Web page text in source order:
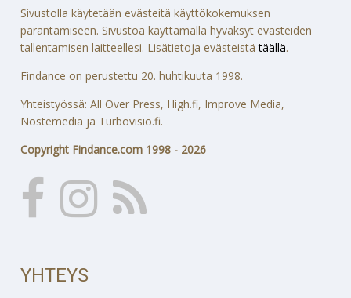
Sivustolla käytetään evästeitä käyttökokemuksen
parantamiseen. Sivustoa käyttämällä hyväksyt evästeiden
tallentamisen laitteellesi. Lisätietoja evästeistätäällä.
Findance on perustettu 20. huhtikuuta 1998.
Yhteistyössä: All Over Press, High.fi, Improve Media,
Nostemedia ja Turbovisio.fi.
Copyright Findance.com 1998 - 2026
YHTEYS